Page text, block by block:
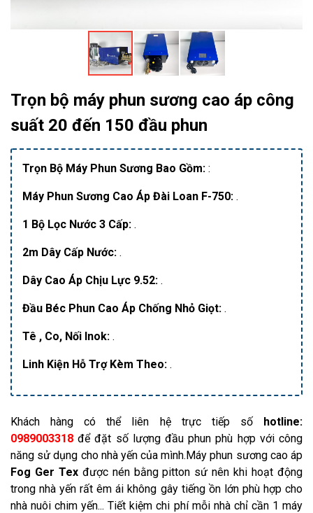
Trọn bộ máy phun sương cao áp công
suất 20 đến 150 đầu phun
Trọn Bộ Máy Phun Sương Bao Gồm: :
Máy Phun Sương Cao Áp Đài Loan F-750: .
1 Bộ Lọc Nước 3 Cấp: .
2m Dây Cấp Nước: .
Dây Cao Áp Chịu Lực 9.52: .
Đầu Béc Phun Cao Áp Chống Nhỏ Giọt: .
Tê , Co, Nối Inok: .
Linh Kiện Hỗ Trợ Kèm Theo: .
Khách hàng có thể liên hệ trực tiếp sốhotline:
0989003318 để đặt số lượng đầu phun phù hợp với công
năng sử dụng cho nhà yến của mình.Máy phun sương cao áp
Fog Ger Texđược nén bằng pitton sứ nên khi hoạt động
trong nhà yến rất êm ái không gây tiếng ồn lớn phù hợp cho
nhà nuôi chim yến... Tiết kiệm chi phí mỗi nhà chỉ cần 1 máy